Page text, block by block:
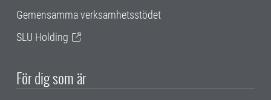
Gemensamma verksamhetsstödet
SLU Holding
För dig som är